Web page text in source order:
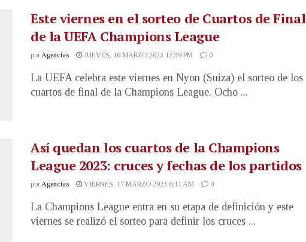
Este viernes en el sorteo de Cuartos de Final
de la UEFA Champions League
por Agencias JUEVES, 16 MARZO 2023 12:39 PM 0
La UEFA celebra este viernes en Nyon (Suiza) el sorteo de los
cuartos de final de la Champions League. Ocho ...
Así quedan los cuartos de la Champions
League 2023: cruces y fechas de los partidos
por Agencias VIERNES, 17 MARZO 2023 6:11 AM 0
La Champions League entra en su etapa de definición y este
viernes se realizó el sorteo para definir los cruces ...